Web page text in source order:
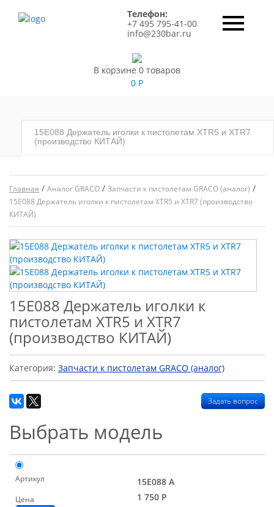
Телефон:
+7 495 795-41-00
info@230bar.ru
В корзине 0 товаров
0 Р
15E088 Держатель иголки к пистолетам XTR5 и XTR7
(производство КИТАЙ)
Главная / Аналог GRACO / Запчасти к пистолетам GRACO (аналог) /
15E088 Держатель иголки к пистолетам XTR5 и XTR7 (производство
КИТАЙ)
15E088 Держатель иголки к
пистолетам XTR5 и XTR7
(производство КИТАЙ)
Категория: Запчасти к пистолетам GRACO (аналог)
Задать вопрос
Выбрать модель
Артикул 15E088 А
Цена 1 750 Р